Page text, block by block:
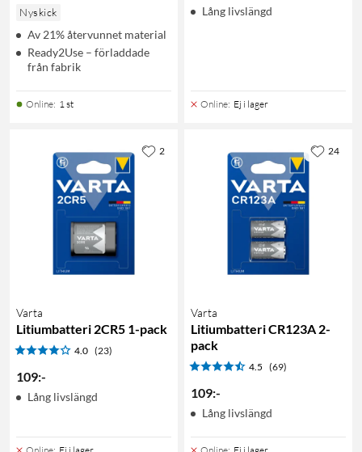
Nyskick
Av 21% återvunnet material
Ready2Use – förladdade
från fabrik
Online: 1 st
Lång livslängd
Online: Ej i lager
Varta
Litiumbatteri 2CR5 1-pack
4.0 (23)
109:-
Lång livslängd
2
Varta
Litiumbatteri CR123A 2-
pack
4.5 (69)
109:-
Lång livslängd
24